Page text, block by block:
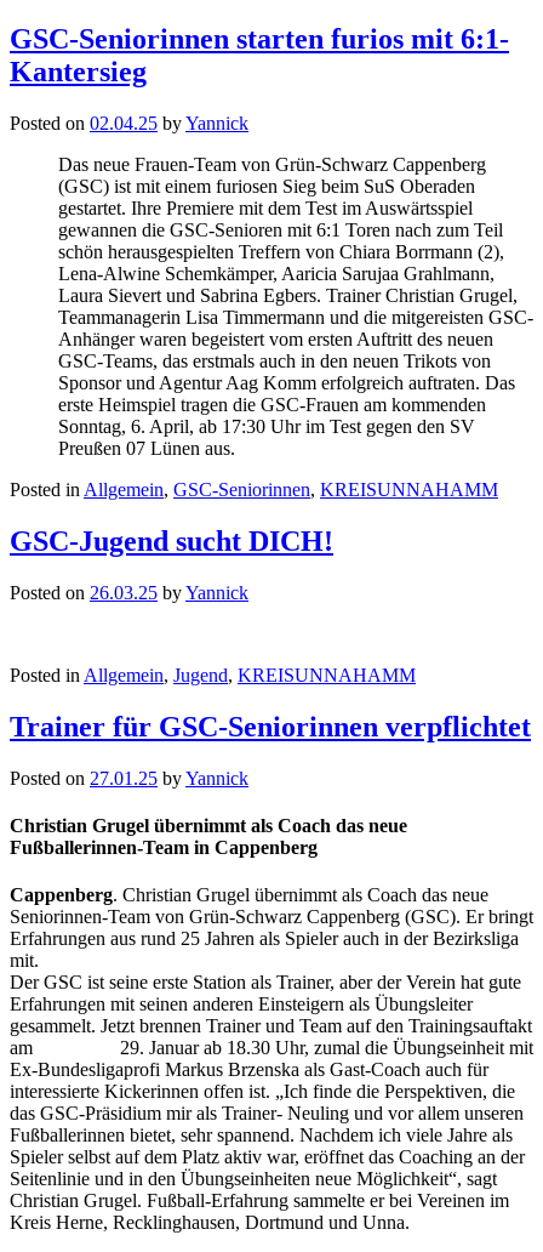
GSC-Seniorinnen starten furios mit 6:1-
Kantersieg
Posted on 02.04.25 byYannick
Das neue Frauen-Team von Grün-Schwarz Cappenberg
(GSC) ist mit einem furiosen Sieg beim SuS Oberaden
gestartet. Ihre Premiere mit dem Test im Auswärtsspiel
gewannen die GSC-Senioren mit 6:1 Toren nach zum Teil
schön herausgespielten Treffern von Chiara Borrmann (2),
Lena-Alwine Schemkämper, Aaricia Sarujaa Grahlmann,
Laura Sievert und Sabrina Egbers. Trainer Christian Grugel,
Teammanagerin Lisa Timmermann und die mitgereisten GSC-
Anhänger waren begeistert vom ersten Auftritt des neuen
GSC-Teams, das erstmals auch in den neuen Trikots von
Sponsor und Agentur Aag Komm erfolgreich auftraten. Das
erste Heimspiel tragen die GSC-Frauen am kommenden
Sonntag, 6. April, ab 17:30 Uhr im Test gegen den SV
Preußen 07 Lünen aus.
Posted in Allgemein, GSC-Seniorinnen, KREISUNNAHAMM
GSC-Jugend sucht DICH!
Posted on 26.03.25 byYannick
Posted in Allgemein, Jugend, KREISUNNAHAMM
Trainer für GSC-Seniorinnen verpflichtet
Posted on 27.01.25 byYannick
Christian Grugel übernimmt als Coach das neue
Fußballerinnen-Team in Cappenberg
Cappenberg. Christian Grugel übernimmt als Coach das neue
Seniorinnen-Team von Grün-Schwarz Cappenberg (GSC). Er bringt
Erfahrungen aus rund 25 Jahren als Spieler auch in der Bezirksliga
mit.
Der GSC ist seine erste Station als Trainer, aber der Verein hat gute
Erfahrungen mit seinen anderen Einsteigern als Übungsleiter
gesammelt. Jetzt brennen Trainer und Team auf den Trainingsauftakt
am 29. Januar ab 18.30 Uhr, zumal die Übungseinheit mit
Ex-Bundesligaprofi Markus Brzenska als Gast-Coach auch für
interessierte Kickerinnen offen ist. „Ich finde die Perspektiven, die
das GSC-Präsidium mir als Trainer- Neuling und vor allem unseren
Fußballerinnen bietet, sehr spannend. Nachdem ich viele Jahre als
Spieler selbst auf dem Platz aktiv war, eröffnet das Coaching an der
Seitenlinie und in den Übungseinheiten neue Möglichkeit“, sagt
Christian Grugel. Fußball-Erfahrung sammelte er bei Vereinen im
Kreis Herne, Recklinghausen, Dortmund und Unna.